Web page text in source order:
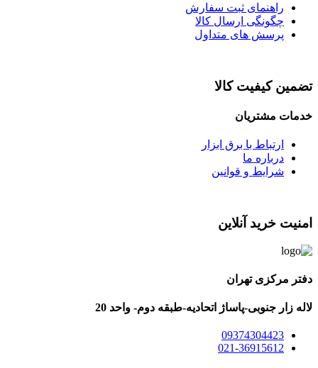
راهنمای ثبت سفارش
چگونگی ارسال کالا
پرسش های متداول
تضمین کیفیت کالا
خدمات مشتریان
ارتباط با برق ابزار
درباره ما
شرایط و قوانین
امنیت خرید آنلاین
دفتر مرکزی تهران
لاله زار جنوبی-پاساژ اتحادیه-طبقه دوم- واحد 20
09374304423
021-36915612